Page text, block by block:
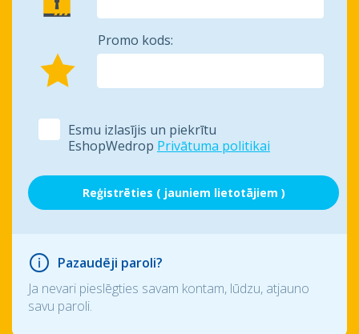
Promo kods:
Esmu izlasījis un piekrītu
EshopWedrop Privātuma politikai
Pazaudēji paroli?
Ja nevari pieslēgties savam kontam, lūdzu, atjauno
savu paroli.